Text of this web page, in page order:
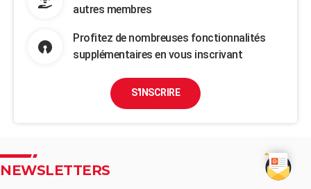
autres membres
Profitez de nombreuses fonctionnalités
supplémentaires en vous inscrivant
S'INSCRIRE
NEWSLETTERS